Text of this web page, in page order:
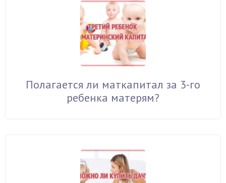
Полагается ли маткапитал за 3-го
ребенка матерям?